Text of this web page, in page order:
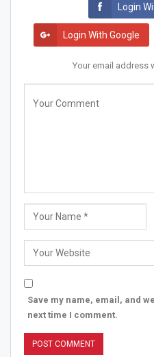
Login
Login With Google
Your email address
Save my name, email, and
next time I comment.